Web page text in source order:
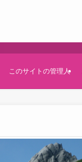
このサイトの管理人